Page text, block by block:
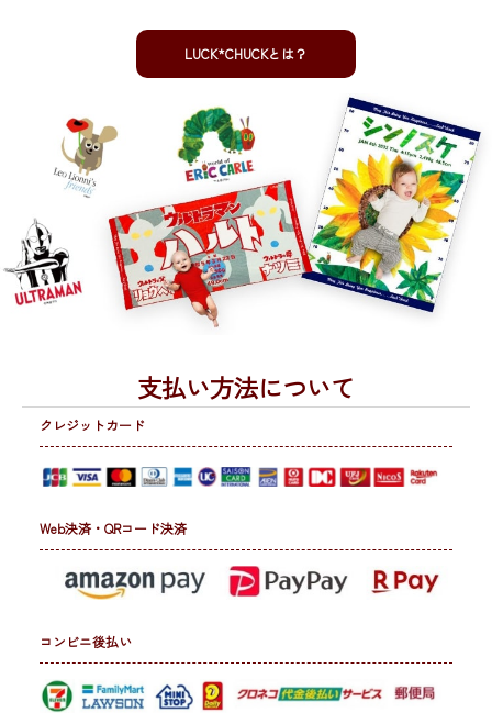
LUCK*CHUCKとは？
支払い方法について
クレジットカード
Web決済・QRコード決済
コンビニ後払い